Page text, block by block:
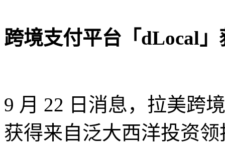
跨境支付平台「dLocal
9 月 22 日消息，拉美跨
获得来自泛大西洋投资